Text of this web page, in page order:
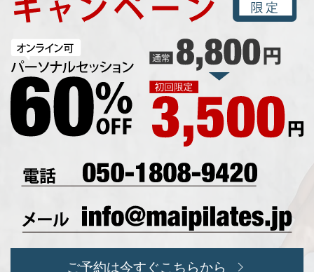
ご予約は今すぐこちらから